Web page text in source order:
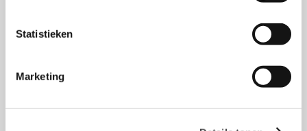
Statistieken
Marketing